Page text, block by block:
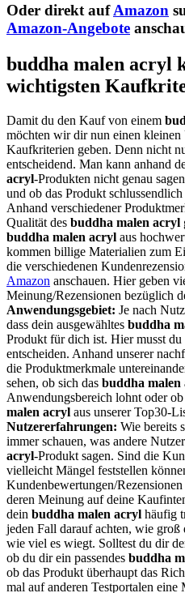
Oder direkt aufAmazon
Amazon-Angebote
buddha malen acryl
wichtigsten
Damit du den Kauf von einem
möchten wir dir nun einen
Kaufkriterien geben. Denn nicht
entscheidend. Man kann anhand
acryl-Produkten nicht genau
und ob das Produkt
Anhand verschiedener
Qualität des buddha malen acryl
buddha malen acryl aus
kommen billige Materialien zum
die verschiedenen
Amazon anschauen. Hier geben
Meinung/Rezensionen bezüglich
Anwendungsgebiet: Je nach
dass dein ausgewähltes buddha
Produkt für dich ist. Hier musst
entscheiden. Anhand unserer
die Produktmerkmale
sehen, ob sich das buddha malen
Anwendungsbereich lohnt oder
malen acryl aus unserer Top30-
Nutzererfahrungen: Wie bereits
immer schauen, was andere
acryl-Produkt sagen. Sind die
vielleicht Mängel feststellen
Kundenbewertungen/
deren Meinung auf deine
dein buddha malen acryl häufig
jeden Fall darauf achten, wie groß
wie viel es wiegt. Solltest du dir
ob du dir ein passendes buddha
ob das Produkt überhaupt das
mal auf anderen Testportalen